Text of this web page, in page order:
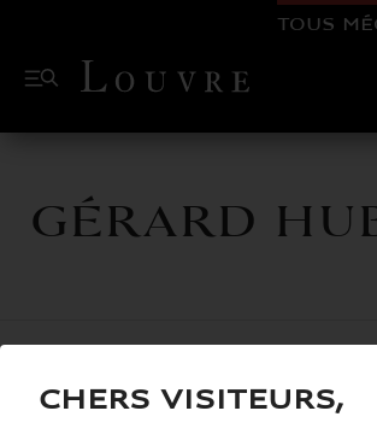
TOUS
Gérard
Chers visiteurs,